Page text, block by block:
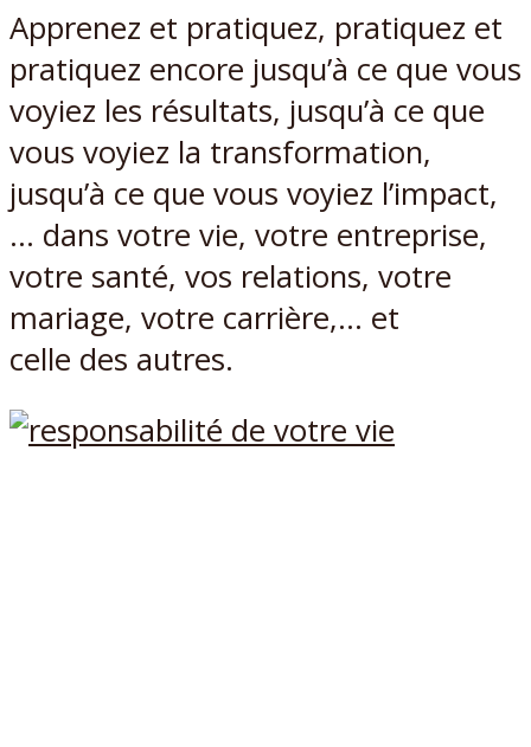
Apprenez et pratiquez, pratiquez et
pratiquez encore jusqu’à ce que vous
voyiez les résultats, jusqu’à ce que
vous voyiez la transformation,
jusqu’à ce que vous voyiez l’impact,
… dans votre vie, votre entreprise,
votre santé, vos relations, votre
mariage, votre carrière,… et
celle des autres.